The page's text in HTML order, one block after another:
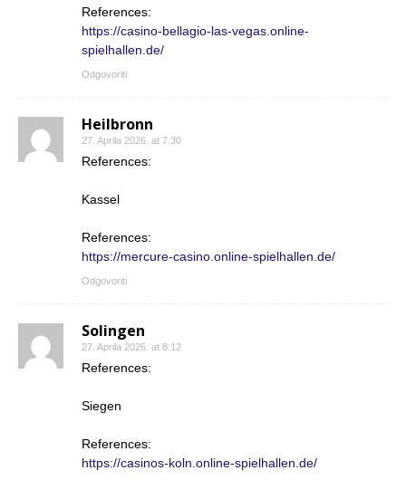
References:
https://casino-bellagio-las-vegas.online-
spielhallen.de/
Odgovoriti
Heilbronn
27. Aprila 2026. at 7:30
References:
Kassel
References:
https://mercure-casino.online-spielhallen.de/
Odgovoriti
Solingen
27. Aprila 2026. at 8:12
References:
Siegen
References:
https://casinos-koln.online-spielhallen.de/